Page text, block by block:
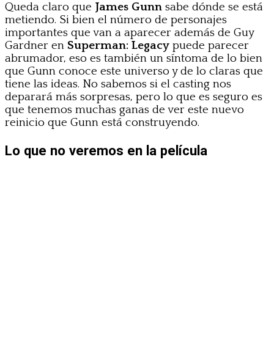
Queda claro que James Gunn sabe dónde se está
metiendo. Si bien el número de personajes
importantes que van a aparecer además de Guy
Gardner en Superman: Legacy puede parecer
abrumador, eso es también un síntoma de lo bien
que Gunn conoce este universo y de lo claras que
tiene las ideas. No sabemos si el casting nos
deparará más sorpresas, pero lo que es seguro es
que tenemos muchas ganas de ver este nuevo
reinicio que Gunn está construyendo.
Lo que no veremos en la película